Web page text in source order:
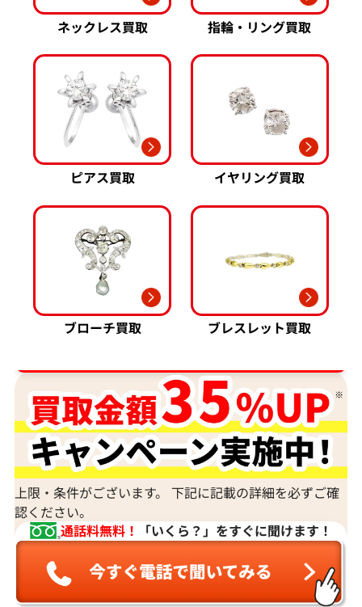
ネックレス買取 指輪・リング買取
ピアス買取 イヤリング買取
ブローチ買取
ブレスレット買取
上限・条件がございます。 下記に記載の詳細を必ずご確
認ください。
通話料無料！
「いくら？」をすぐに聞けます！